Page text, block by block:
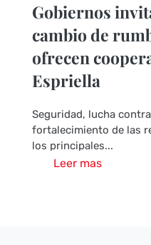
Gobiernos
cambio de
ofrecen
Espriella
Seguridad, lucha
fortalecimiento de las
los principales...
Leer mas